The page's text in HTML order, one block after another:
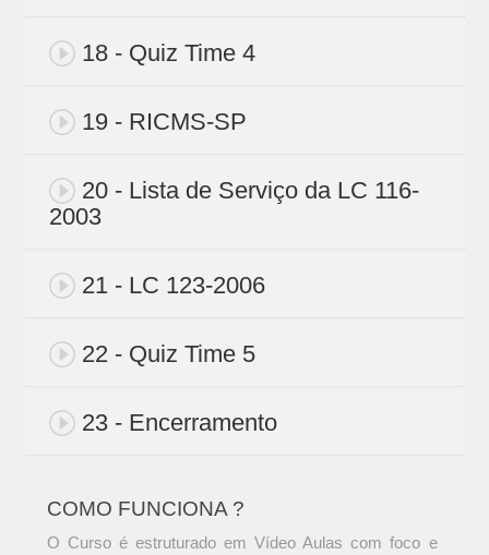
18 - Quiz Time 4
19 - RICMS-SP
20 - Lista de Serviço da LC 116-
2003
21 - LC 123-2006
22 - Quiz Time 5
23 - Encerramento
COMO FUNCIONA ?
O Curso é estruturado em Vídeo Aulas com foco e